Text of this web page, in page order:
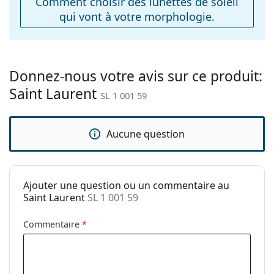
Non
Accessoires
Tissu de
nettoyage:
Oui
Pour femmes
Catégorie:
Lunettes de soleil
Utilisation:
Mode
qui vont à votre morphologie.
Donnez-nous votre avis sur ce produit:
Saint Laurent SL 1 001 59
Aucune question
Ajouter une question ou un commentaire au
Saint Laurent SL 1 001 59
Commentaire *